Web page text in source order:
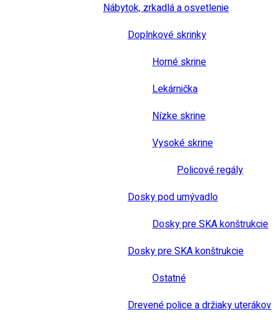
Nábytok, zrkadlá a osvetlenie
Doplnkové skrinky
Horné skrine
Lekárnička
Nízke skrine
Vysoké skrine
Policové regály
Dosky pod umývadlo
Dosky pre SKA konštrukcie
Dosky pre SKA konštrukcie
Ostatné
Drevené police a držiaky uterákov